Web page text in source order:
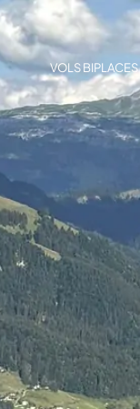
VOLS BIPLACES